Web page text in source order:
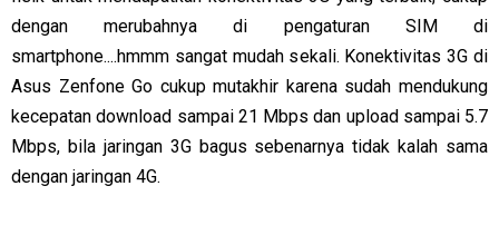
dengan merubahnya di pengaturan SIM di
smartphone....hmmm sangat mudah sekali. Konektivitas 3G di
Asus Zenfone Go cukup mutakhir karena sudah mendukung
kecepatan download sampai 21 Mbps dan upload sampai 5.7
Mbps, bila jaringan 3G bagus sebenarnya tidak kalah sama
dengan jaringan 4G.